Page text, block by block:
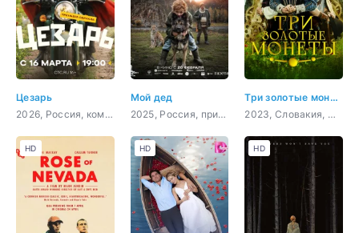
Цезарь
2026, Россия, комедия
Мой дед
2025, Россия, приключения, семейный
Три золотые монеты
2023, Словакия, Чехия, фэнтези, семейный
HD HD HD